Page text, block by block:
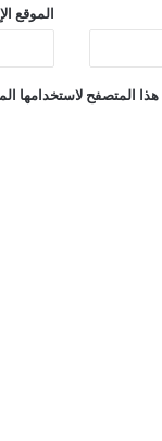
الموقع
المتصفح لاستخدامها